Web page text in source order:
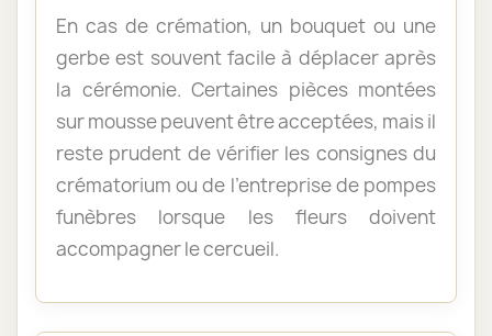
En cas de crémation, un bouquet ou une
gerbe est souvent facile à déplacer après
la cérémonie. Certaines pièces montées
sur mousse peuvent être acceptées, mais il
reste prudent de vérifier les consignes du
crématorium ou de l’entreprise de pompes
funèbres lorsque les fleurs doivent
accompagner le cercueil.